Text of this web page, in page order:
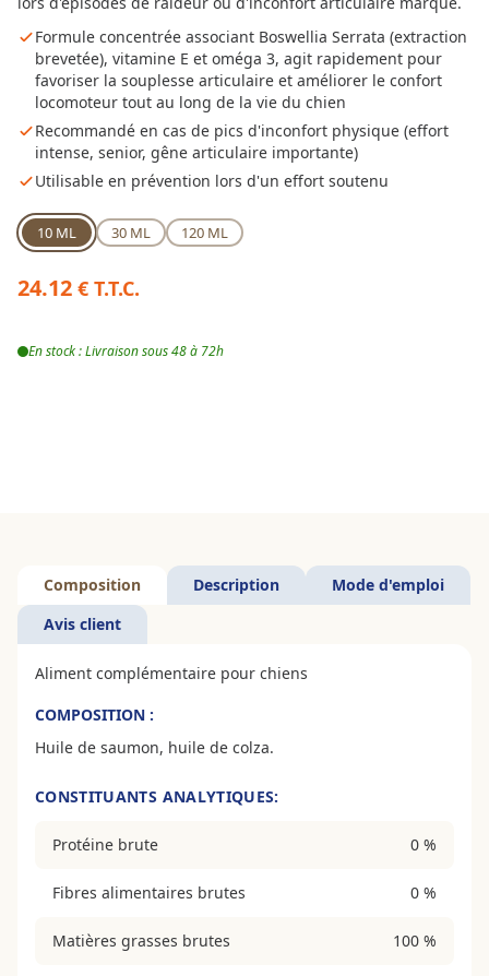
Formule concentrée associant Boswellia Serrata (extraction
brevetée), vitamine E et oméga 3, agit rapidement pour
favoriser la souplesse articulaire et améliorer le confort
locomoteur tout au long de la vie du chien
Recommandé en cas de pics d'inconfort physique (effort
intense, senior, gêne articulaire importante)
Utilisable en prévention lors d'un effort soutenu
10 ML 30 ML 120 ML
24.12 € T.T.C.
En stock : Livraison sous 48 à 72h
Composition Description
Mode d'emploi
Avis client
Aliment complémentaire pour chiens
COMPOSITION :
Huile de saumon, huile de colza.
CONSTITUANTS ANALYTIQUES:
Protéine brute 0 %
Fibres alimentaires brutes 0 %
Matières grasses brutes 100 %